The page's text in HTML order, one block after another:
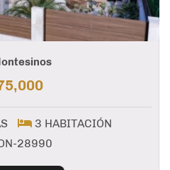
3 HABITACIÓN
28990